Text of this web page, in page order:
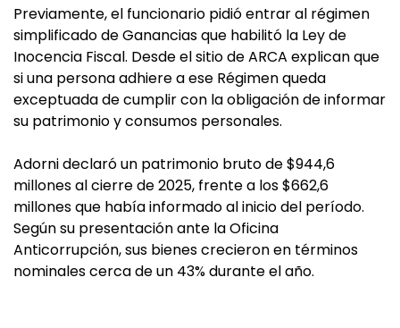
Previamente, el funcionario pidió entrar al régimen
simplificado de Ganancias que habilitó la Ley de
Inocencia Fiscal. Desde el sitio de ARCA explican que
si una persona adhiere a ese Régimen queda
exceptuada de cumplir con la obligación de informar
su patrimonio y consumos personales.
Adorni declaró un patrimonio bruto de $944,6
millones al cierre de 2025, frente a los $662,6
millones que había informado al inicio del período.
Según su presentación ante la Oficina
Anticorrupción, sus bienes crecieron en términos
nominales cerca de un 43% durante el año.